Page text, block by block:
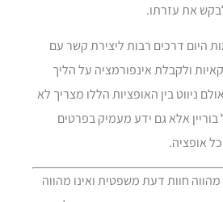
את עזרתו.
היום דרכים רבות ליצירת קשר עם
ולקבלת אינפורמציה על הליך
ניווט בין האופציות הללו מצריך לא
אלא גם ידע מעמיק בפרטים
אופציה.
חוות דעת משפטית ואינו מהווה